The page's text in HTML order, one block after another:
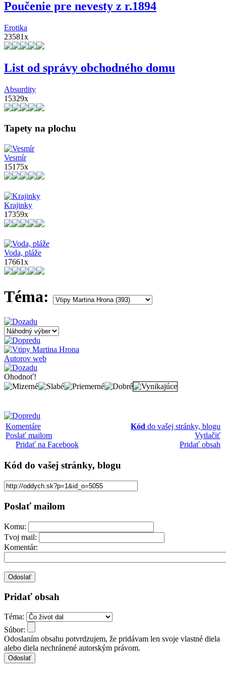
Poučenie pre nevesty z r.1894
Erotika
23581x
List od správy obchodného domu
Absurdity
15329x
Tapety na plochu
Vesmír
15175x
Krajinky
17359x
Voda, pláže
17661x
Téma:
Autorov web
Ohodnoť!
Komentáre
Poslať mailom
Pridať na Facebook
Kód do vašej stránky, blogu
Vytlačiť
Pridať obsah
Kód do vašej stránky, blogu
Poslať mailom
Komu:
Tvoj mail:
Komentár:
Pridať obsah
Téma:
Súbor:
Odoslaním obsahu potvrdzujem, že pridávam len svoje vlastné diela
alebo diela nechránené autorským právom.